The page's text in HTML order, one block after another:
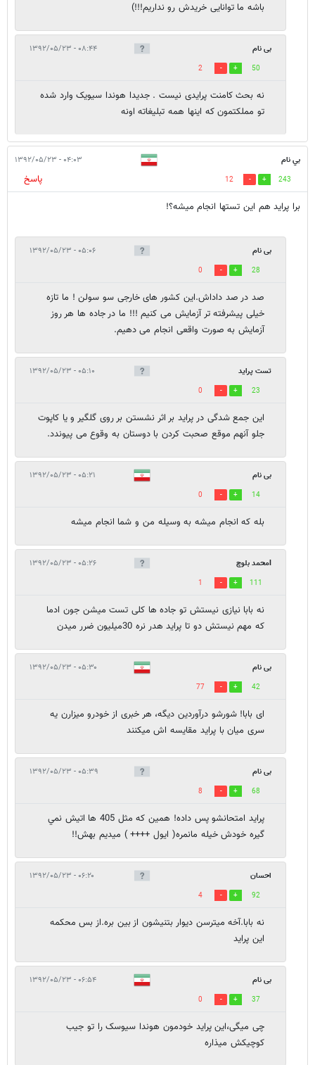
باشه ما توانایی خریدش رو نداریم!!!)
بی نام ۰۸:۴۴ - ۱۳۹۲/۰۵/۲۳
50
2
نه بحث کامنت پرایدی نیست . جدیدا هوندا سیویک وارد شده
تو مملکتمون که اینها همه تبلیغاته اونه
بي نام ۰۴:۰۳ - ۱۳۹۲/۰۵/۲۳
243
12
پاسخ
برا پرايد هم اين تستها انجام ميشه؟!
بی نام ۰۵:۰۶ - ۱۳۹۲/۰۵/۲۳
28
0
صد در صد داداش.این کشور های خارجی سو سولن ! ما تازه
خیلی پیشرفته تر آزمایش می کنیم !!! ما در جاده ها هر روز
آزمایش به صورت واقعی انجام می دهیم.
تست پراید ۰۵:۱۰ - ۱۳۹۲/۰۵/۲۳
23
0
این جمع شدگی در پراید بر اثر نشستن بر روی گلگیر و یا کاپوت
جلو آنهم موقع صحبت کردن با دوستان به وقوع می پیوندد.
بی نام ۰۵:۲۱ - ۱۳۹۲/۰۵/۲۳
14
0
بله که انجام میشه به وسیله من و شما انجام میشه
lمحمد بلوچ ۰۵:۲۶ - ۱۳۹۲/۰۵/۲۳
111
1
نه بابا نیازی نیستش تو جاده ها کلی تست میشن جون ادما
که مهم نیستش دو تا پراید هدر نره 30میلیون ضرر میدن
بی نام ۰۵:۳۰ - ۱۳۹۲/۰۵/۲۳
42
77
ای بابا! شورشو درآوردین دیگه، هر خبری از خودرو میزارن یه
سری میان با پراید مقایسه اش میکنند
بی نام ۰۵:۳۹ - ۱۳۹۲/۰۵/۲۳
68
8
پرايد امتحانشو پس داده! همين كه مثل 405 ها اتيش نمي
گيره خودش خيله مانمره( ايول ++++ ) ميديم بهش!!
احسان ۰۶:۲۰ - ۱۳۹۲/۰۵/۲۳
92
4
نه بابا.آخه میترسن دیوار بتنیشون از بین بره.از بس محکمه
این پراید
بی نام ۰۶:۵۴ - ۱۳۹۲/۰۵/۲۳
37
0
چی میگی،این پراید خودمون هوندا سیوسک را تو جیب
کوچیکش میذاره